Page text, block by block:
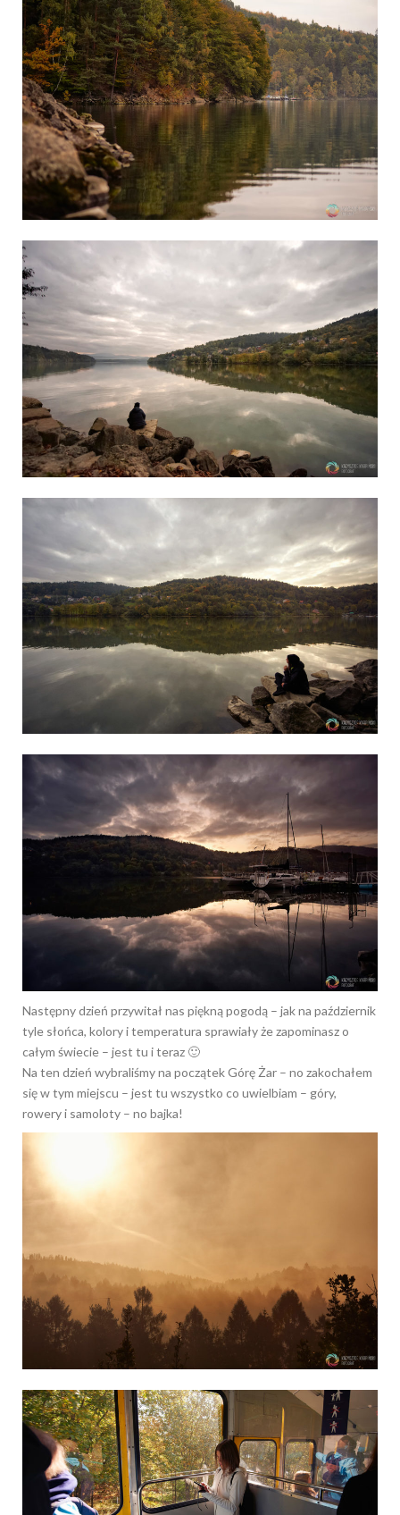
Następny dzień przywitał nas piękną pogodą – jak na październik
tyle słońca, kolory i temperatura sprawiały że zapominasz o
całym świecie – jest tu i teraz 🙂
Na ten dzień wybraliśmy na początek Górę Żar – no zakochałem
się w tym miejscu – jest tu wszystko co uwielbiam – góry,
rowery i samoloty – no bajka!